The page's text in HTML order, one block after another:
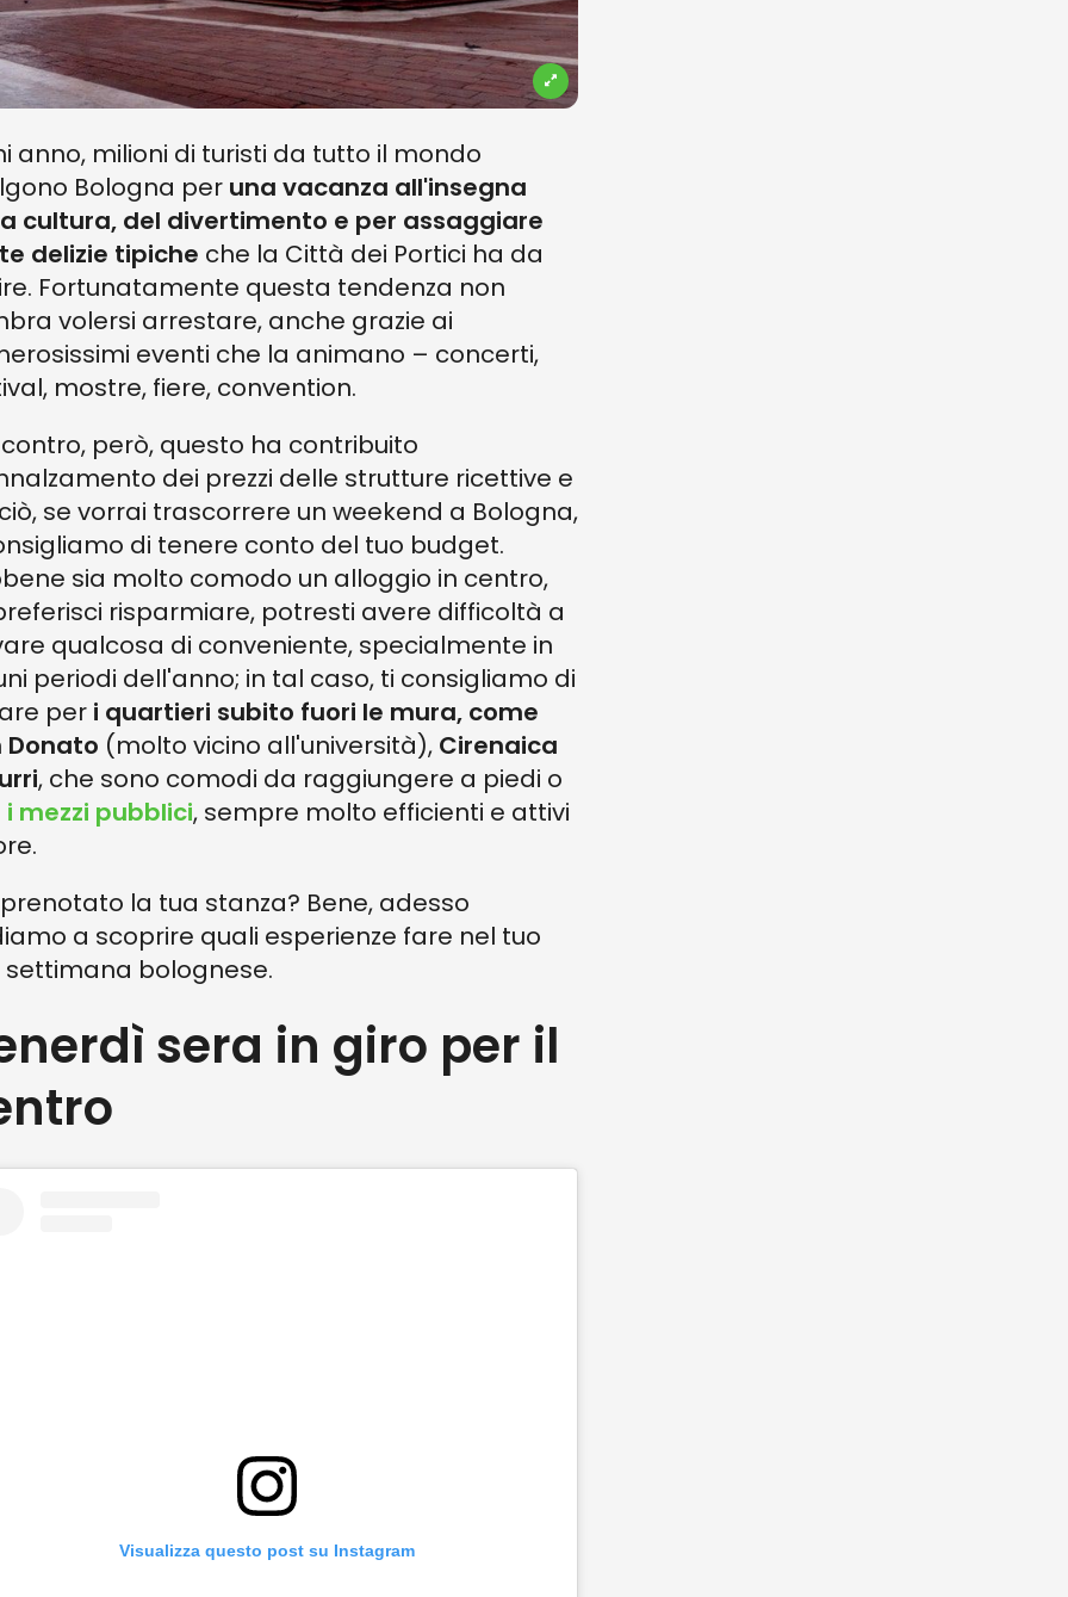
anno, milioni di turisti da tutto il mondo
Bologna per una vacanza all'insegna
cultura, del divertimento e per assaggiare
delizie tipiche che la Città dei Portici ha da
Fortunatamente questa tendenza non
volersi arrestare, anche grazie ai
eventi che la animano – concerti,
mostre, fiere, convention.
però, questo ha contribuito
dei prezzi delle strutture ricettive e
se vorrai trascorrere un weekend a Bologna,
di tenere conto del tuo budget.
sia molto comodo un alloggio in centro,
risparmiare, potresti avere difficoltà a
qualcosa di conveniente, specialmente in
periodi dell'anno; in tal caso, ti consigliamo di
per i quartieri subito fuori le mura, come
Donato (molto vicino all'università), Cirenaica
, che sono comodi da raggiungere a piedi o
i mezzi pubblici, sempre molto efficienti e attivi
la tua stanza? Bene, adesso
a scoprire quali esperienze fare nel tuo
settimana bolognese.
sera in giro per il
Visualizza questo post su Instagram